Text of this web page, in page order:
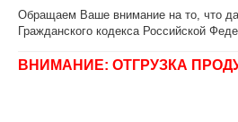
Обращаем Ваше внимание на то, что
Гражданского кодекса Российской
ВНИМАНИЕ: ОТГРУЗКА